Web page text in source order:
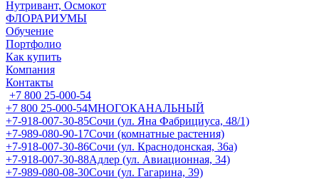
Нутривант, Осмокот
ФЛОРАРИУМЫ
Обучение
Портфолио
Как купить
Компания
Контакты
+7 800 25-000-54
+7 800 25-000-54МНОГОКАНАЛЬНЫЙ
+7-918-007-30-85Сочи (ул. Яна Фабрициуса, 48/1)
+7-989-080-90-17Сочи (комнатные растения)
+7-918-007-30-86Сочи (ул. Краснодонская, 36а)
+7-918-007-30-88Адлер (ул. Авиационная, 34)
+7-989-080-08-30Сочи (ул. Гагарина, 39)